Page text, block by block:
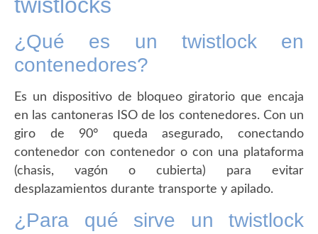
¿Qué es un twistlock en
contenedores?
Es un dispositivo de bloqueo giratorio que encaja
en las cantoneras ISO de los contenedores. Con un
giro de 90° queda asegurado, conectando
contenedor con contenedor o con una plataforma
(chasis, vagón o cubierta) para evitar
desplazamientos durante transporte y apilado.
¿Para qué sirve un twistlock